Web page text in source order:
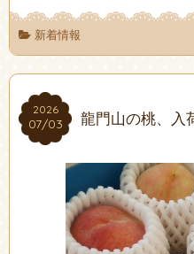
新着情報
2026
07/03
2026
07/03 龍門山の桃、入